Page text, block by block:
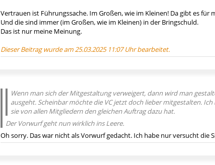
Vertrauen ist Führungssache. Im Großen, wie im Kleinen! Da gibt es
Und die sind immer (im Großen, wie im Kleinen) in der Bringschuld.
Das ist nur meine Meinung.
Dieser Beitrag wurde am 25.03.2025 11:07 Uhr bearbeitet.
Wenn man sich der Mitgestaltung verweigert, dann wird man
ausgeht. Scheinbar möchte die VC jetzt doch lieber mitgestalten.
sie von allen Mitgliedern den gleichen Auftrag dazu hat.
Der Vorwurf geht nun wirklich ins Leere.
Oh sorry. Das war nicht als Vorwurf gedacht. Ich habe nur versucht die